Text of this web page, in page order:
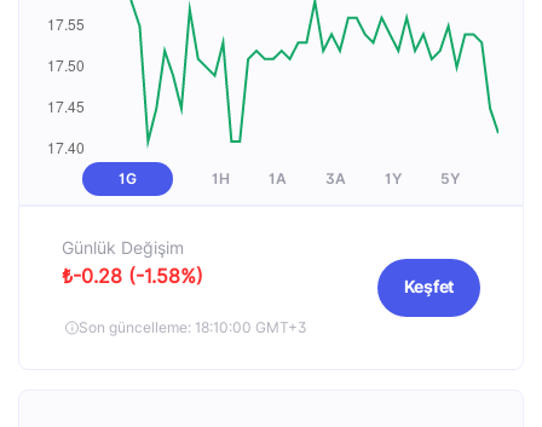
1G 1H 1A 3A 1Y 5Y
Günlük Değişim
₺-0.28 (-1.58%)
Son güncelleme: 18:10:00 GMT+3
Keşfet